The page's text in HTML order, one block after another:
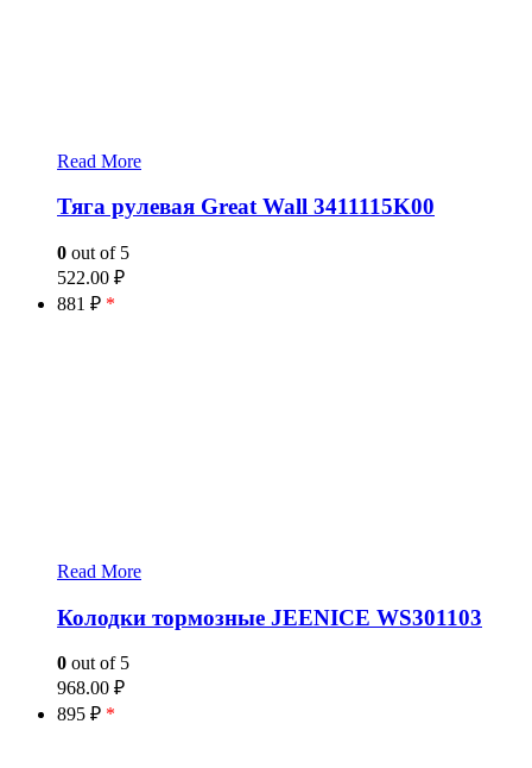
Read More
Тяга рулевая Great Wall 3411115K00
0 out of 5
522.00 ₽
881 ₽ *
Read More
Колодки тормозные JEENICE WS301103
0 out of 5
968.00 ₽
895 ₽ *